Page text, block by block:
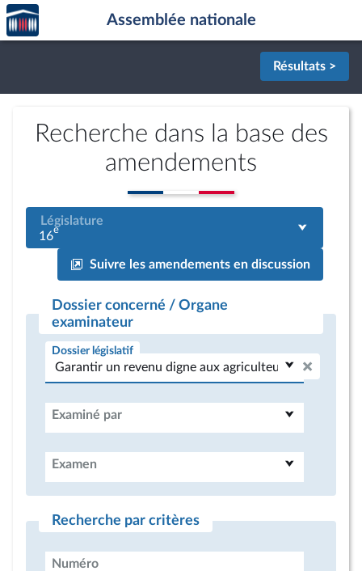
Aller au contenu
Aller en bas de la page
Accèder
à la
page
Assemblée nationale
Résultats >
Recherche dans la base des
amendements
Législature
16e
Suivre les amendements en discussion
Dossier concerné / Organe
examinateur
Dossier législatif
Examiné par
Examen
Recherche par critères
Numéro